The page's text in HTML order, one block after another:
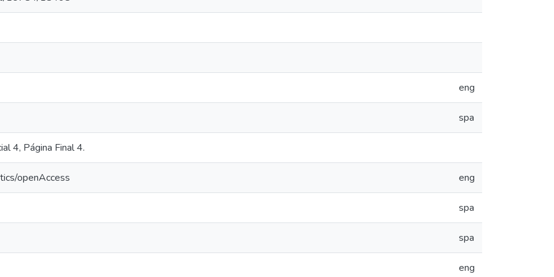
eng
spa
4, Página Final 4.
openAccess eng
spa
spa
eng